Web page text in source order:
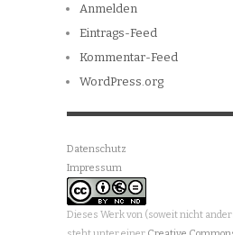
Anmelden
Eintrags-Feed
Kommentar-Feed
WordPress.org
Datenschutz
Impressum
Dieses Werk von (soweit nicht